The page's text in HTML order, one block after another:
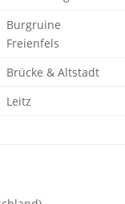
Burgruine
Freienfels
Brücke & Altstadt
Leitz